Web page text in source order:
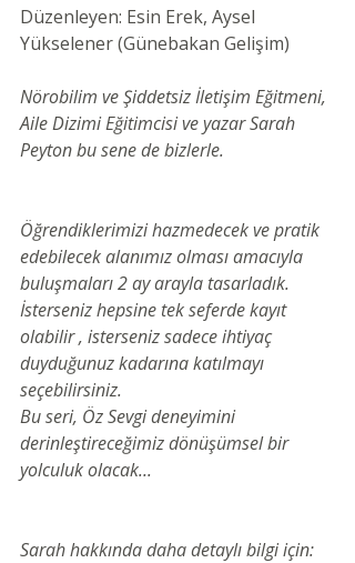
Düzenleyen: Esin Erek, Aysel
Yükselener (Günebakan Gelişim)
Nörobilim ve Şiddetsiz İletişim Eğitmeni,
Aile Dizimi Eğitimcisi ve yazar Sarah
Peyton bu sene de bizlerle.
Öğrendiklerimizi hazmedecek ve pratik
edebilecek alanımız olması amacıyla
buluşmaları 2 ay arayla tasarladık.
İsterseniz hepsine tek seferde kayıt
olabilir , isterseniz sadece ihtiyaç
duyduğunuz kadarına katılmayı
seçebilirsiniz.
Bu seri, Öz Sevgi deneyimini
derinleştireceğimiz dönüşümsel bir
yolculuk olacak...
Sarah hakkında daha detaylı bilgi için: